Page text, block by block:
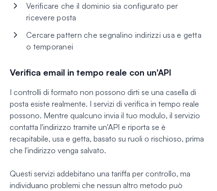
Verificare che il dominio sia configurato per
ricevere posta
Cercare pattern che segnalino indirizzi usa e getta
o temporanei
Verifica email in tempo reale con un'API
I controlli di formato non possono dirti se una casella di
posta esiste realmente. I servizi di verifica in tempo reale
possono. Mentre qualcuno invia il tuo modulo, il servizio
contatta l'indirizzo tramite un'API e riporta se è
recapitabile, usa e getta, basato su ruoli o rischioso, prima
che l'indirizzo venga salvato.
Questi servizi addebitano una tariffa per controllo, ma
individuano problemi che nessun altro metodo può